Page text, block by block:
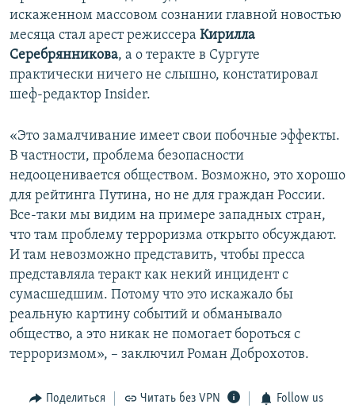
искаженном массовом сознании главной новостью
месяца стал арест режиссера Кирилла
Серебрянникова, а о теракте в Сургуте
практически ничего не слышно, констатировал
шеф-редактор Insider.
«Это замалчивание имеет свои побочные эффекты.
В частности, проблема безопасности
недооценивается обществом. Возможно, это хорошо
для рейтинга Путина, но не для граждан России.
Все-таки мы видим на примере западных стран,
что там проблему терроризма открыто обсуждают.
И там невозможно представить, чтобы пресса
представляла теракт как некий инцидент с
сумасшедшим. Потому что это искажало бы
реальную картину событий и обманывало
общество, а это никак не помогает бороться с
терроризмом», – заключил Роман Доброхотов.
Поделиться Читать без VPN Follow us